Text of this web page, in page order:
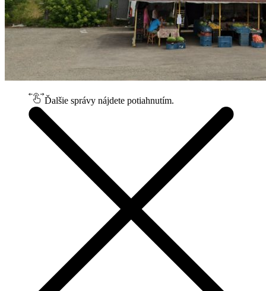
Ďalšie správy nájdete potiahnutím.